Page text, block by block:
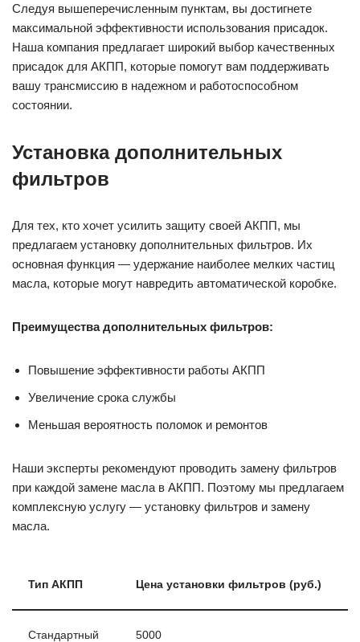
Следуя вышеперечисленным пунктам, вы достигнете
максимальной эффективности использования присадок.
Наша компания предлагает широкий выбор качественных
присадок для АКПП, которые помогут вам поддерживать
вашу трансмиссию в надежном и работоспособном
состоянии.
Установка дополнительных
фильтров
Для тех, кто хочет усилить защиту своей АКПП, мы
предлагаем установку дополнительных фильтров. Их
основная функция — удержание наиболее мелких частиц
масла, которые могут навредить автоматической коробке.
Преимущества дополнительных фильтров:
Повышение эффективности работы АКПП
Увеличение срока службы
Меньшая вероятность поломок и ремонтов
Наши эксперты рекомендуют проводить замену фильтров
при каждой замене масла в АКПП. Поэтому мы предлагаем
комплексную услугу — установку фильтров и замену
масла.
Тип АКПП Цена установки фильтров (руб.)
Стандартный 5000